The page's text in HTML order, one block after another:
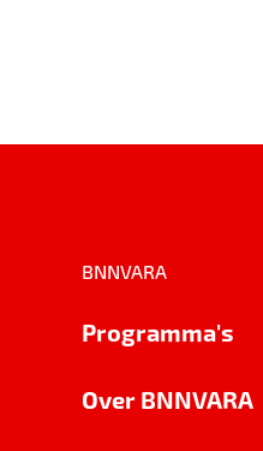
BNNVARA
Programma's
Over BNNVARA